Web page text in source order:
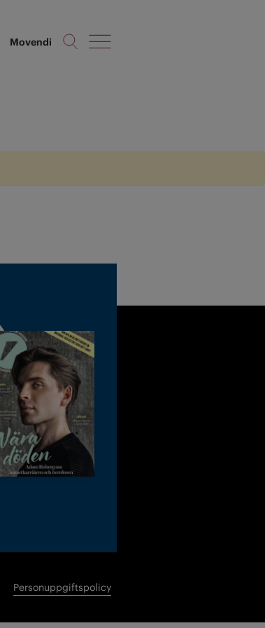
Movendi
Personuppgiftspolicy